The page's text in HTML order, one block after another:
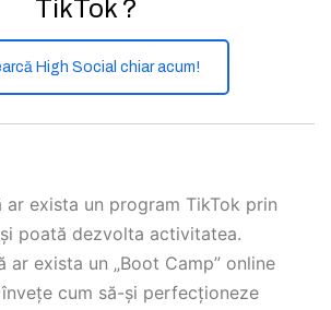
TikTok ?
High Social chiar acum!
exista un program TikTok prin
poată dezvolta activitatea.
ar exista un „Boot Camp” online
cum să-și perfecționeze